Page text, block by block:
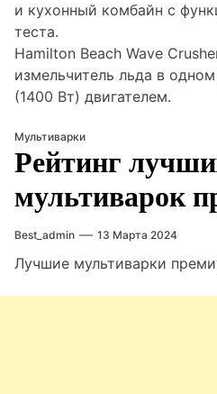
и кухонный комбайн с
теста.
Hamilton Beach Wave
измельчитель льда в
(1400 Вт) двигателем.
Мультиварки
Рейтинг
мультиварок
Best_admin 13 Марта 2024
Лучшие мультиварки